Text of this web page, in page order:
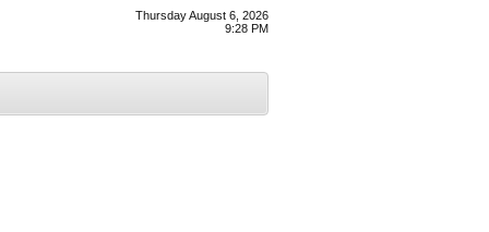
Thursday August 6, 2026
9:28 PM